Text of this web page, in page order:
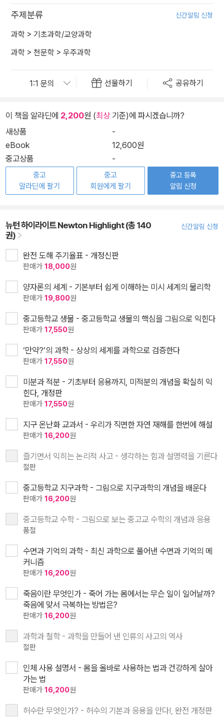
주제분류 신간알림 신청
과학 > 기초과학/교양과학
과학 > 천문학 > 우주과학
선물하기 공유하기
이 책을 알라딘에 2,200원 (최상기준)에 파시겠습니까?
새상품
-
eBook
12,600원
중고상품
-
중고
알라딘에 팔기
중고
회원에게 팔기
중고 등록
알림 신청
뉴턴 하이라이트 Newton Highlight (총 140
권)
신간알림 신청
완전 도해 주기율표 - 개정신판
판매가 18,000원
양자론의 세계 - 기본부터 쉽게 이해하는 미시 세계의 물리학
판매가 19,800원
중고등학교 생물 - 중고등학교 생물의 핵심을 그림으로 익힌다
판매가 17,550원
‘만약?’의 과학 - 상상의 세계를 과학으로 검증한다
판매가 17,550원
미분과 적분 - 기초부터 응용까지, 미적분의 개념을 확실히 익
힌다, 개정판
판매가 17,550원
지구 온난화 교과서 - 우리가 직면한 자연 재해를 한번에 해설
판매가 16,200원
즐기면서 익히는 논리적 사고 - 생각하는 힘과 설명력을 기른다
절판
중고등학교 지구과학 - 그림으로 지구과학의 개념을 배운다
판매가 16,200원
중고등학교 수학 - 그림으로 보는 중고교 수학의 개념과 응용
품절
수면과 기억의 과학 - 최신 과학으로 풀어낸 수면과 기억의 메
커니즘
판매가 16,200원
죽음이란 무엇인가 - 죽어 가는 몸에서는 무슨 일이 일어날까?
죽음에 맞서 극복하는 방법은?
판매가 16,200원
과학과 철학 - 과학을 만들어 낸 인류의 사고의 역사
절판
인체 사용 설명서 - 몸을 올바로 사용하는 법과 건강하게 살아
가는 법
판매가 16,200원
허수란 무엇인가? - 허수의 기본과 응용을 안다!, 완전 개정판